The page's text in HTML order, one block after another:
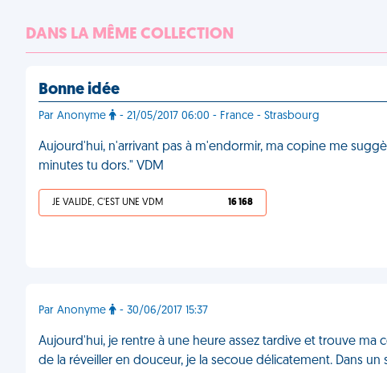
DANS LA MÊME COLLECTION
Bonne idée
Par Anonyme - 21/05/2017 06:00 - France - Strasbourg
Aujourd'hui, n'arrivant pas à m'endormir, ma copine me
minutes tu dors." VDM
JE VALIDE, C'EST UNE VDM 16 168
Par Anonyme - 30/06/2017 15:37
Aujourd'hui, je rentre à une heure assez tardive et trouve
de la réveiller en douceur, je la secoue délicatement. Dans un